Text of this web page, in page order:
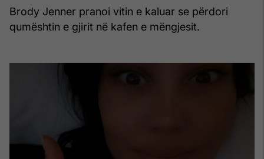
Brody Jenner pranoi vitin e kaluar se përdori
qumështin e gjirit në kafen e mëngjesit.